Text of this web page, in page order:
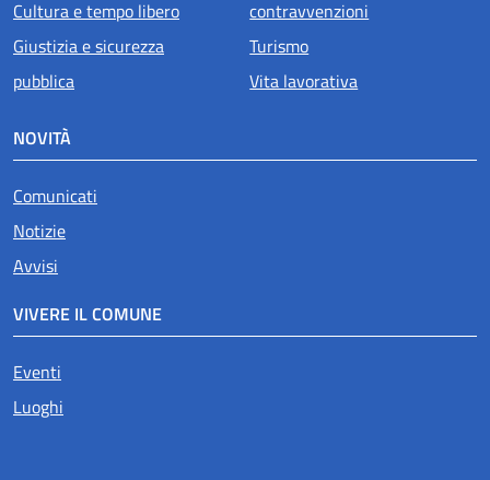
Cultura e tempo libero
Giustizia e sicurezza
pubblica
contravvenzioni
Turismo
Vita lavorativa
NOVITÀ
Comunicati
Notizie
Avvisi
VIVERE IL COMUNE
Eventi
Luoghi